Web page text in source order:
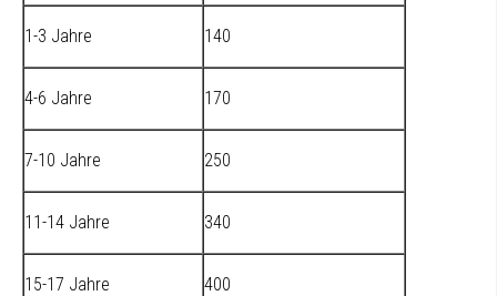
1-3 Jahre 140
4-6 Jahre 170
7-10 Jahre 250
11-14 Jahre 340
15-17 Jahre 400